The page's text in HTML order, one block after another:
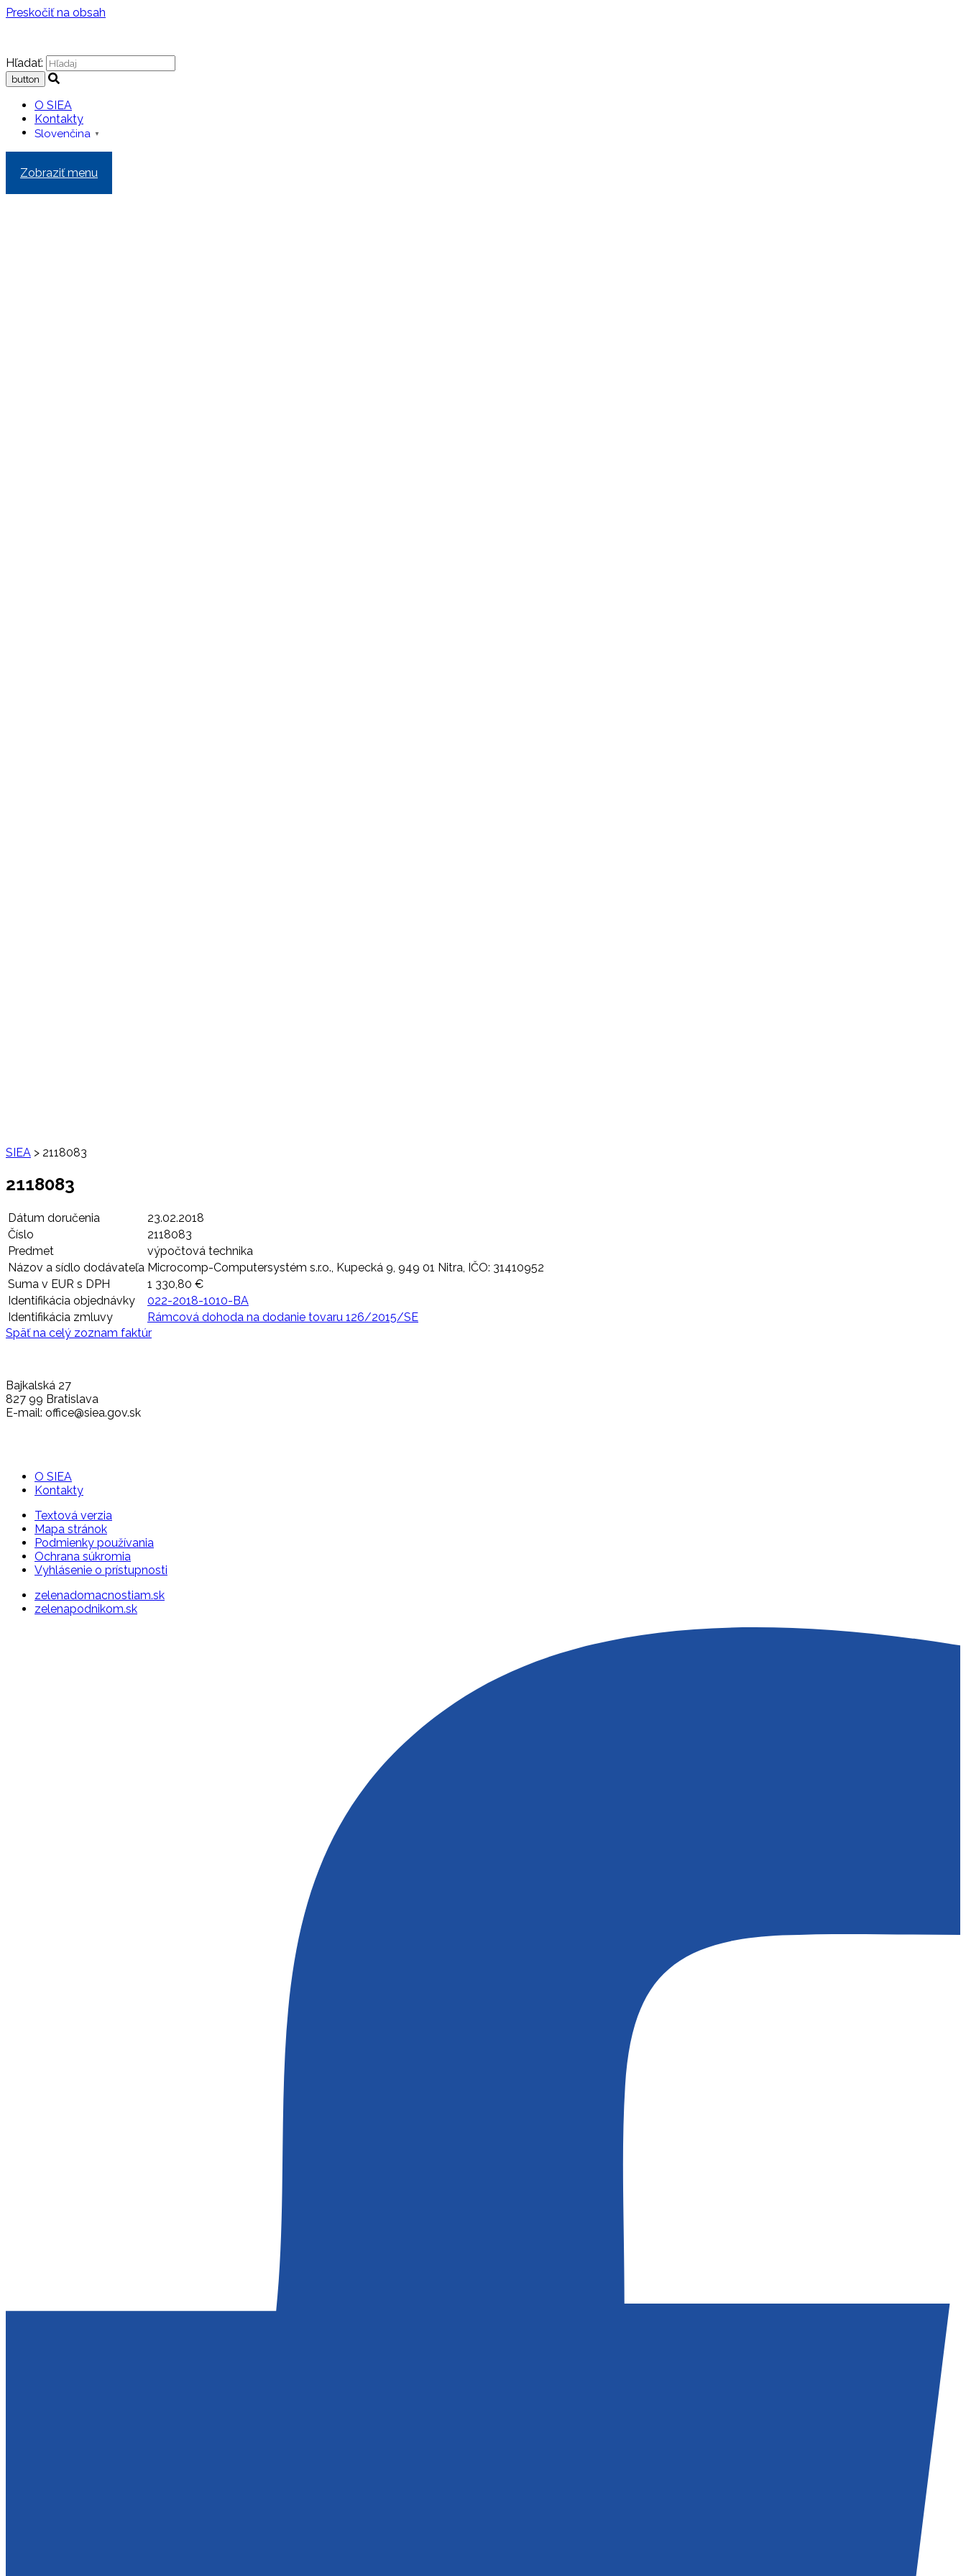
Preskočiť na obsah
Hľadať:
O SIEA
Kontakty
Slovenčina ▼
Zobraziť menu
SIEA > 2118083
2118083
Dátum doručenia
23.02.2018
Číslo
2118083
Predmet
výpočtová technika
Názov a sídlo dodávateľa Microcomp-Computersystém s.r.o., Kupecká 9, 949 01 Nitra, IČO: 31410952
Suma v EUR s DPH
1 330,80 €
Identifikácia objednávky
022-2018-1010-BA
Identifikácia zmluvy
Rámcová dohoda na dodanie tovaru 126/2015/SE
Späť na celý zoznam faktúr
Bajkalská 27
827 99 Bratislava
E-mail: office@siea.gov.sk
O SIEA
Kontakty
Textová verzia
Mapa stránok
Podmienky používania
Ochrana súkromia
Vyhlásenie o prístupnosti
zelenadomacnostiam.sk
zelenapodnikom.sk